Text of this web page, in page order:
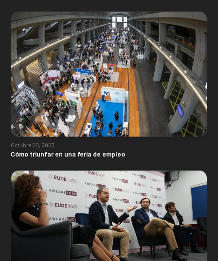
Octubre 20, 2023
Cómo triunfar en una feria de empleo